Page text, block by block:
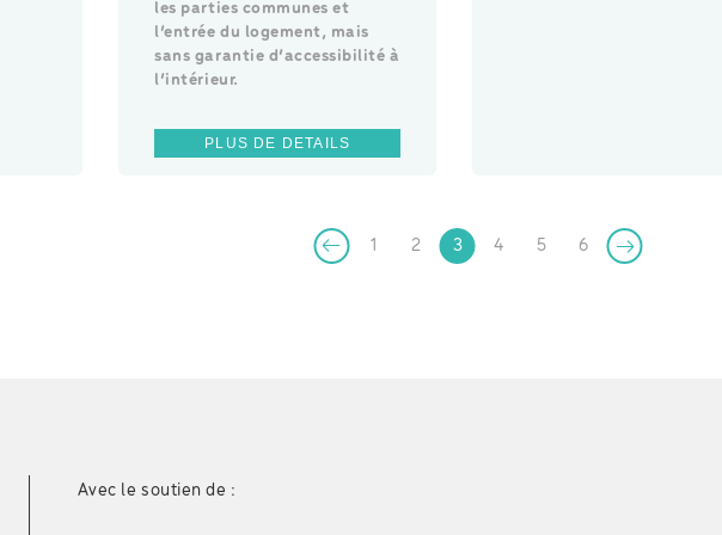
les parties communes et
l’entrée du logement, mais
sans garantie d’accessibilité à
l’intérieur.
PLUS DE DETAILS
1 2 3 4 5 6
Avec le soutien de :